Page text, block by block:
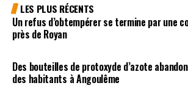
LES PLUS RÉCENTS
Un refus d’obtempérer se termine par une
près de Royan
Des bouteilles de protoxyde d’azote
des habitants à Angoulême